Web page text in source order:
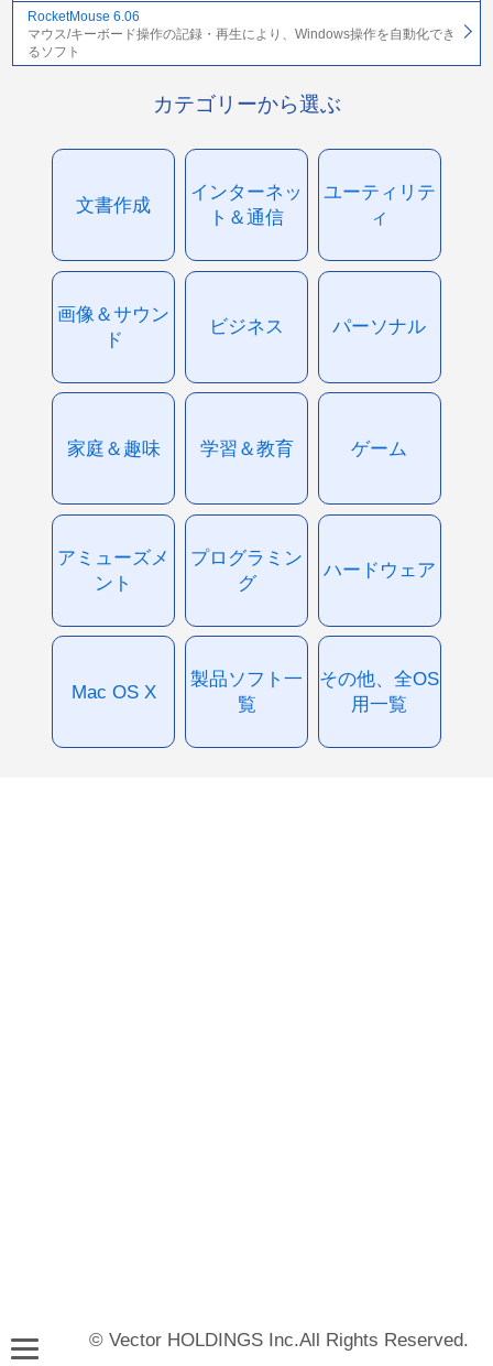
RocketMouse 6.06
マウス/キーボード操作の記録・再生により、Windows操作を自動化でき
るソフト
カテゴリーから選ぶ
文書作成
インターネッ
ト＆通信
ユーティリテ
ィ
画像＆サウン
ド
ビジネス パーソナル
家庭＆趣味 学習＆教育 ゲーム
アミューズメ
ント
プログラミン
グ
ハードウェア
Mac OS X
製品ソフト一
覧
その他、全OS
用一覧
© Vector HOLDINGS Inc.All Rights Reserved.